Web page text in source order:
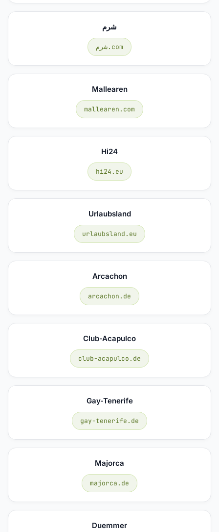
شرم
شرم.com
Mallearen
mallearen.com
Hi24
hi24.eu
Urlaubsland
urlaubsland.eu
Arcachon
arcachon.de
Club-Acapulco
club-acapulco.de
Gay-Tenerife
gay-tenerife.de
Majorca
majorca.de
Duemmer